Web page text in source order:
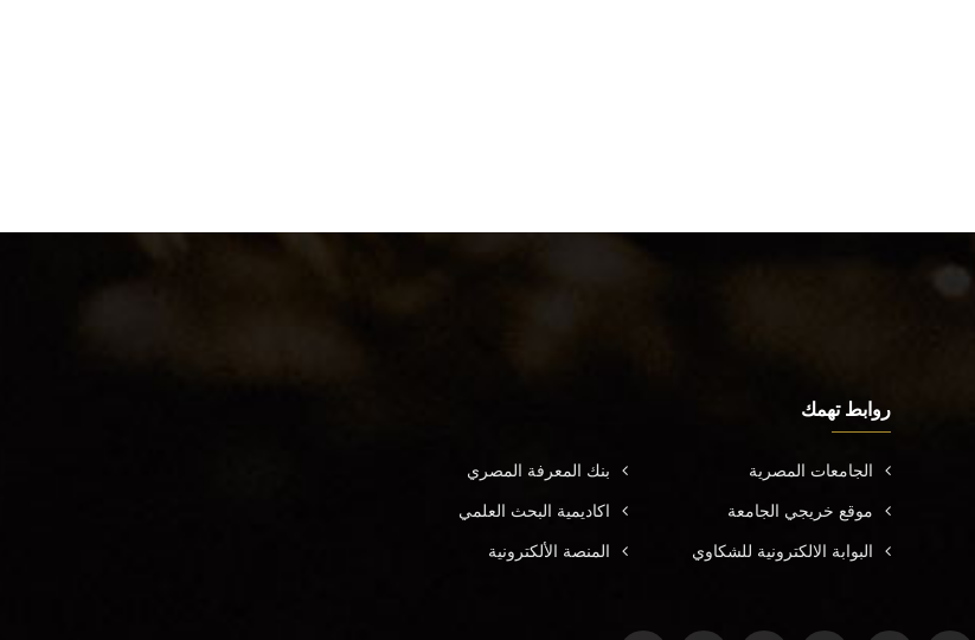
روابط تهمك
الجامعات المصرية بنك المعرفة المصري
موقع خريجي الجامعة اكاديمية البحث العلمي
البوابة الالكترونية للشكاوي المنصة الألكترونية